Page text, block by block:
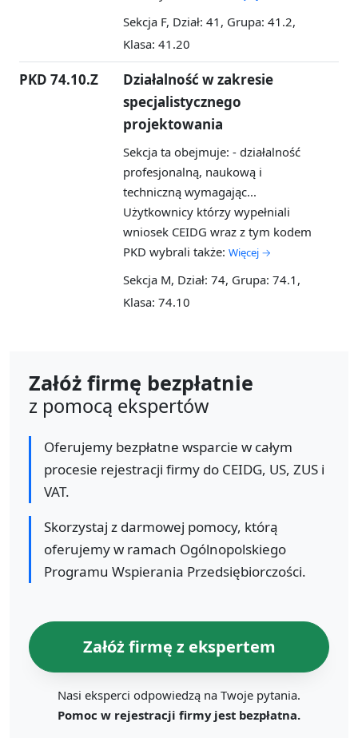
Sekcja F, Dział: 41, Grupa: 41.2,
Klasa: 41.20
PKD 74.10.Z
Działalność w zakresie
specjalistycznego
projektowania
Sekcja ta obejmuje: - działalność
profesjonalną, naukową i
techniczną wymagając...
Użytkownicy którzy wypełniali
wniosek CEIDG wraz z tym kodem
PKD wybrali także: Więcej →
Sekcja M, Dział: 74, Grupa: 74.1,
Klasa: 74.10
Załóż firmę bezpłatnie
z pomocą ekspertów
Oferujemy bezpłatne wsparcie w całym
procesie rejestracji firmy do CEIDG, US, ZUS i
VAT.
Skorzystaj z darmowej pomocy, którą
oferujemy w ramach Ogólnopolskiego
Programu Wspierania Przedsiębiorczości.
Załóż firmę z ekspertem
Nasi eksperci odpowiedzą na Twoje pytania.
Pomoc w rejestracji firmy jest bezpłatna.